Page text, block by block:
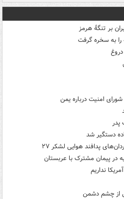
بر تنگۀ هرمز
را به سخره گرفت
امنیت درباره یمن
دستگیر شد
پدافند هوایی لشکر ۲۷
در پیمان مشترک با عربستان
نداریم
از چشم دشمن